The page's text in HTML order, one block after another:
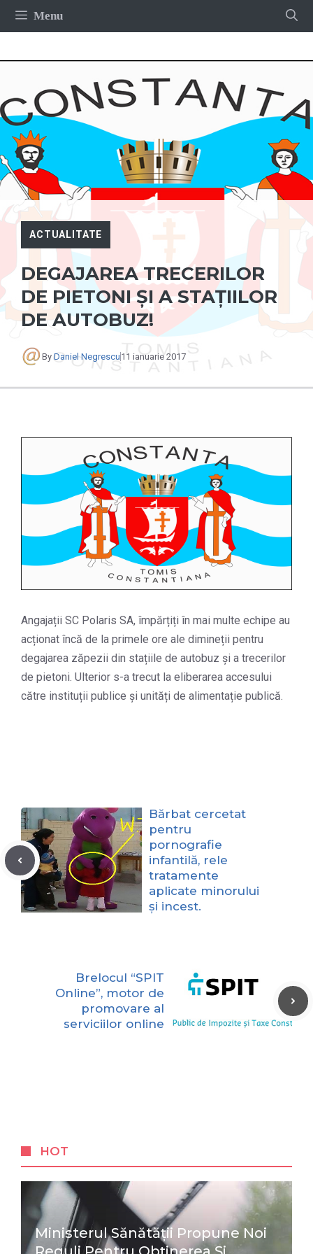
Sari
Menu
ACTUALITATE
DEGAJAREA TRECERILOR
DE PIETONI ȘI A STAȚIILOR
DE AUTOBUZ!
By Daniel Negrescu 11 ianuarie 2017
Angajații SC Polaris SA, împărțiți în mai multe echipe au
acționat încă de la primele ore ale dimineții pentru
degajarea zăpezii din stațiile de autobuz și a trecerilor
de pietoni. Ulterior s-a trecut la eliberarea accesului
către instituții publice și unități de alimentație publică.
Bărbat cercetat
pentru
pornografie
infantilă, rele
tratamente
aplicate minorului
și incest.
Brelocul “SPIT
Online”, motor de
promovare al
serviciilor online
HOT
Ministerul Sănătății Propune Noi